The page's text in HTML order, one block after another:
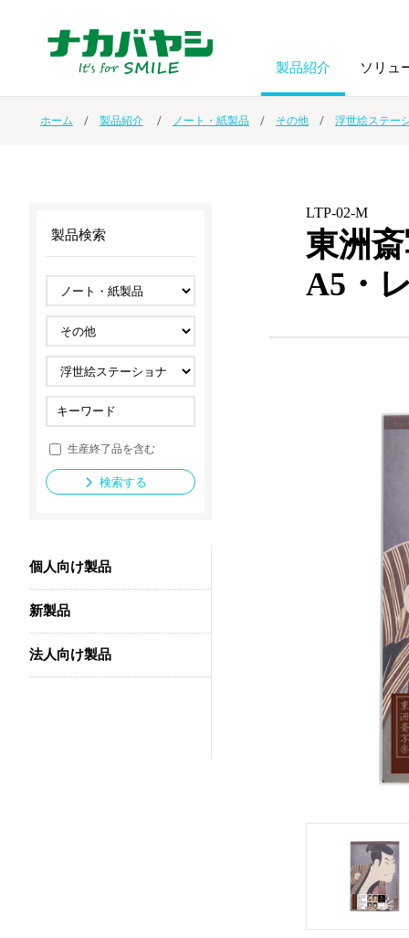
製品紹介
ノート・
スマートフォン・
タブレット関連
ゲーム
セキュリティ用品
法人向け製品
ソリュ
オーダー手帳・ノベルティ制作
ドキュメントスキャニングサービス
導入事例
IR情報
サステナビリティ
ホーム 製品紹介 ノート・紙製品 その他 浮世絵ステー
LTP-02-M
東洲
A5・
製品検索
生産終了品を含む
検索する
個人向け製品
新製品
法人向け製品